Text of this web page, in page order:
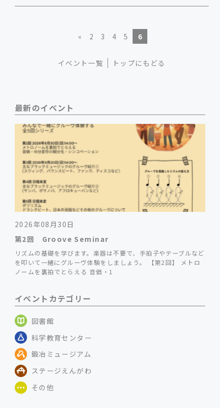
« 2 3 4 5 6
イベント一覧 トップにもどる
最新のイベント
2026年08月30日
第2回 Groove Seminar
リズムの基礎を学びます。楽器は不要で、手拍子やテーブルなど
を叩いて一緒にグルーヴ体験をしましょう。 【第2回】 メトロ
ノームを裏拍でとらえる 音価・1
イベントカテゴリー
図書館
科学教育センター
鍛冶ミュージアム
ステージえんがわ
その他